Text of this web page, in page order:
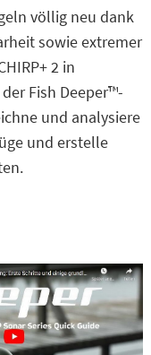
völlig neu dank
sowie extremer
2 in
Fish Deeper™-
und analysiere
und erstelle